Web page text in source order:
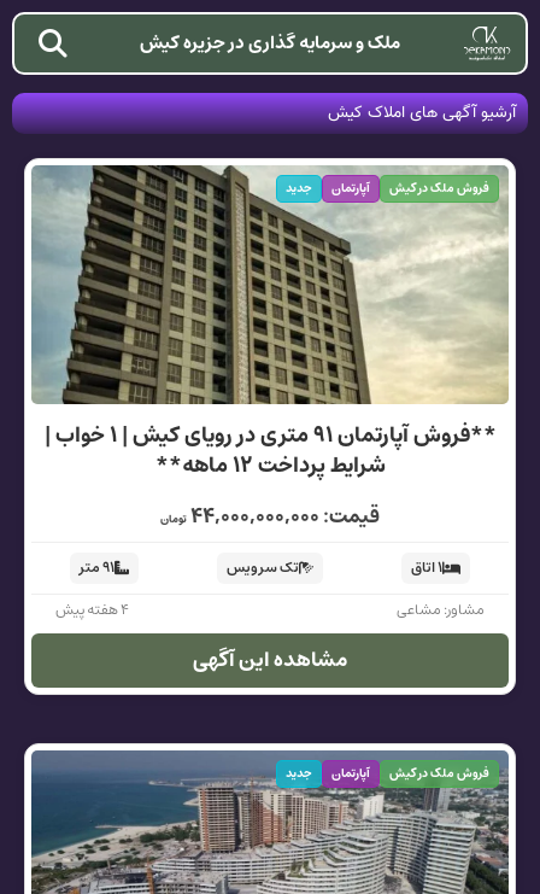
ملک و سرمایه گذاری در جزیره کیش
آرشیو آگهی های املاک کیش
فروش ملک در کیش آپارتمان جدید
**فروش آپارتمان ۹۱ متری در رویای کیش | ۱ خواب |
شرایط پرداخت ۱۲ ماهه**
قیمت: ۴۴,۰۰۰,۰۰۰,۰۰۰ تومان
۱ اتاق تک سرویس
۹۱ متر
مشاور: مشاعی
۴ هفته پیش
مشاهده این آگهی
فروش ملک در کیش آپارتمان جدید